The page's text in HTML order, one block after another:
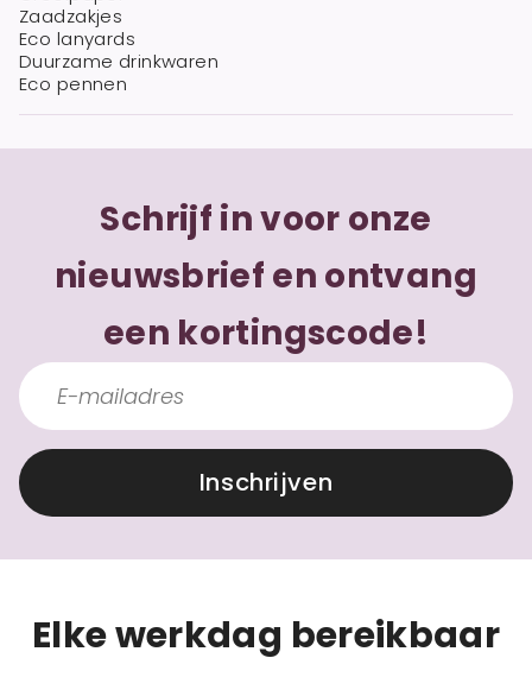
Zaadzakjes
Eco lanyards
Duurzame drinkwaren
Eco pennen
Schrijf in voor onze
nieuwsbrief en ontvang
een kortingscode!
Inschrijven
Elke werkdag bereikbaar